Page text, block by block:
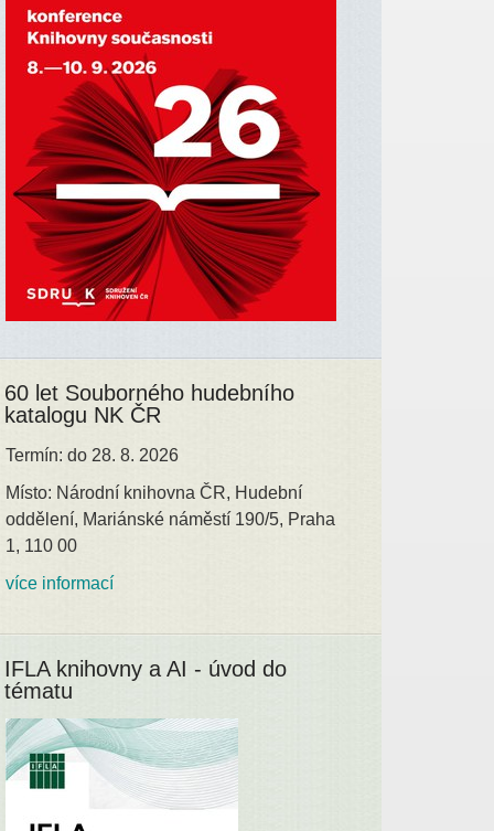
60 let Souborného hudebního
katalogu NK ČR
Termín: do 28. 8. 2026
Místo: Národní knihovna ČR, Hudební
oddělení, Mariánské náměstí 190/5, Praha
1, 110 00
více informací
IFLA knihovny a AI - úvod do
tématu